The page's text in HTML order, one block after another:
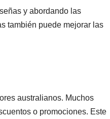
y abordando las
también puede mejorar las
australianos. Muchos
o promociones. Este